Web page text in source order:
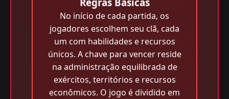
No início de cada partida, os
jogadores escolhem seu clã, cada
um com habilidades e recursos
únicos. A chave para vencer reside
na administração equilibrada de
exércitos, territórios e recursos
econômicos. O jogo é dividido em